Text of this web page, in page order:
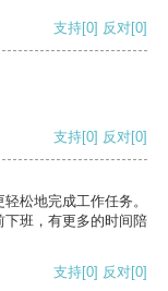
支持[0] 反对[0]
支持[0] 反对[0]
松地完成工作任务。
班，有更多的时间陪
支持[0] 反对[0]